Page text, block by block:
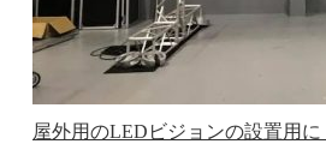
屋外用のLEDビジョンの設置用